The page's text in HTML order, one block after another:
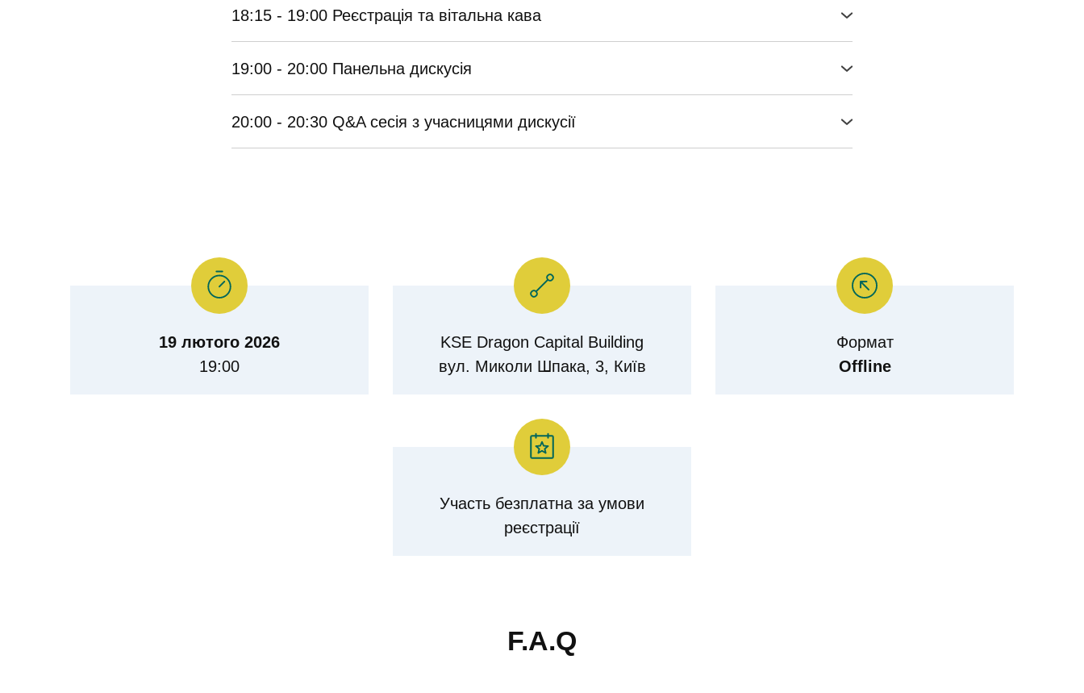
18:15 - 19:00 Реєстрація та вітальна кава
19:00 - 20:00 Панельна дискусія
20:00 - 20:30 Q&A сесія з учасницями дискусії
19 лютого 2026
19:00
KSE Dragon Capital Building
вул. Миколи Шпака, 3, Київ
Формат
Offline
Участь безплатна за умови
реєстрації
F.A.Q